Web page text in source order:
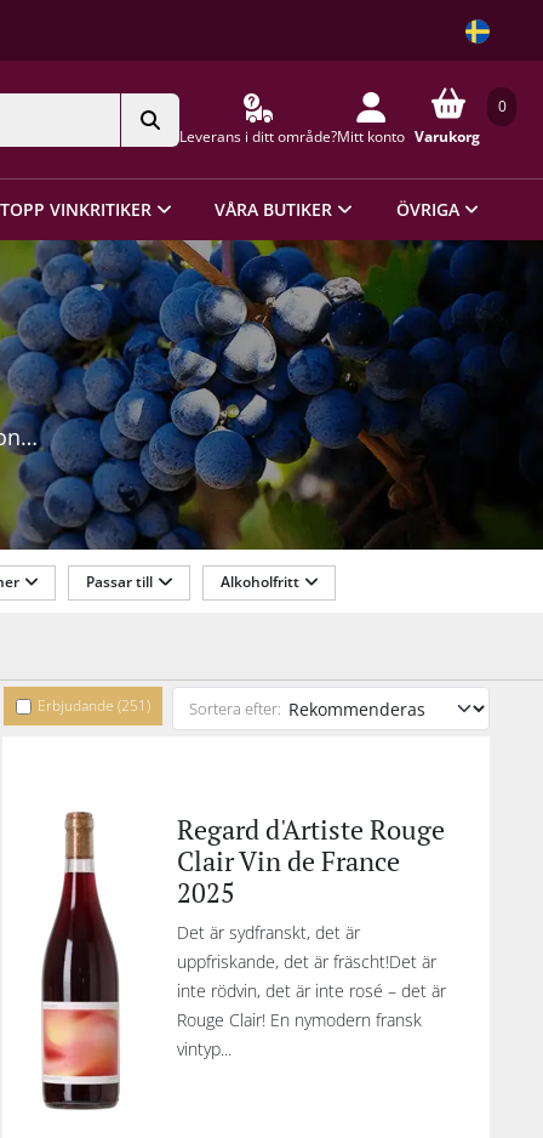
Leverans i ditt område?Mitt konto
0
Varukorg
TOPP VINKRITIKER VÅRA BUTIKER ÖVRIGA
i
Passar till Alkoholfritt
Erbjudande (251) Sortera efter:
Regard d'Artiste Rouge
Clair Vin de France
2025
Det är sydfranskt, det är
uppfriskande, det är fräscht!Det är
inte rödvin, det är inte rosé – det är
Rouge Clair! En nymodern fransk
vintyp...